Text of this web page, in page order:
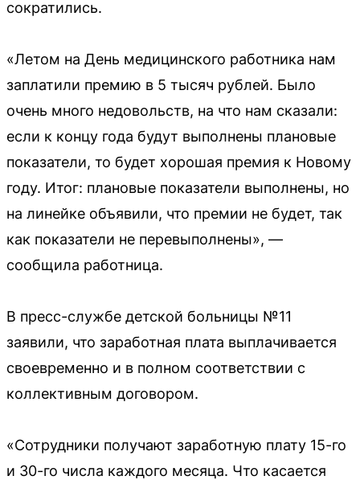
сократились.
«Летом на День медицинского работника нам
заплатили премию в 5 тысяч рублей. Было
очень много недовольств, на что нам сказали:
если к концу года будут выполнены плановые
показатели, то будет хорошая премия к Новому
году. Итог: плановые показатели выполнены, но
на линейке объявили, что премии не будет, так
как показатели не перевыполнены», —
сообщила работница.
В пресс-службе детской больницы №11
заявили, что заработная плата выплачивается
своевременно и в полном соответствии с
коллективным договором.
«Сотрудники получают заработную плату 15-го
и 30-го числа каждого месяца. Что касается